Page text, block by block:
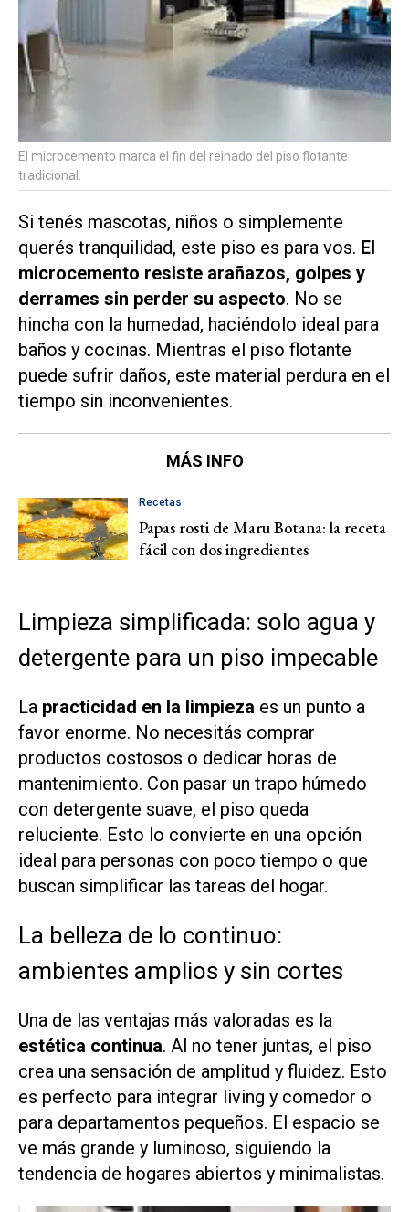
El microcemento marca el fin del reinado del piso flotante
tradicional.
Si tenés mascotas, niños o simplemente
querés tranquilidad, este piso es para vos. El
microcemento resiste arañazos, golpes y
derrames sin perder su aspecto. No se
hincha con la humedad, haciéndolo ideal para
baños y cocinas. Mientras el piso flotante
puede sufrir daños, este material perdura en el
tiempo sin inconvenientes.
MÁS INFO
Recetas
Papas rosti de Maru Botana: la receta
fácil con dos ingredientes
Limpieza simplificada: solo agua y
detergente para un piso impecable
La practicidad en la limpieza es un punto a
favor enorme. No necesitás comprar
productos costosos o dedicar horas de
mantenimiento. Con pasar un trapo húmedo
con detergente suave, el piso queda
reluciente. Esto lo convierte en una opción
ideal para personas con poco tiempo o que
buscan simplificar las tareas del hogar.
La belleza de lo continuo:
ambientes amplios y sin cortes
Una de las ventajas más valoradas es la
estética continua. Al no tener juntas, el piso
crea una sensación de amplitud y fluidez. Esto
es perfecto para integrar living y comedor o
para departamentos pequeños. El espacio se
ve más grande y luminoso, siguiendo la
tendencia de hogares abiertos y minimalistas.